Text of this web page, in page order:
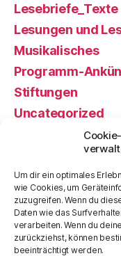
Um dir ein optimales
wie Cookies, um
zuzugreifen. Wenn du
Daten wie das
verarbeiten. Wenn du
zurückziehst, können
beeinträchtigt werden.
Lesebriefe_Texte
Lesungen und
Musikalisches
Programm-
Stiftungen
Uncategorized
Veranstaltung,
Veranstaltung,
Vorstand alt
Meta